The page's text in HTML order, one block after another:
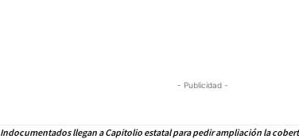
- Publicidad -
Indocumentados llegan a Capitolio estatal para pedir ampliación la